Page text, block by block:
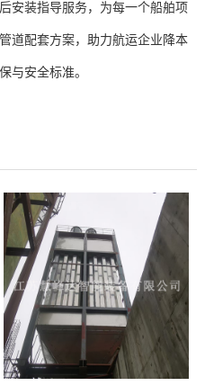
安装指导服务，为每一个船舶项
道配套方案，助力航运企业降本
与安全标准。